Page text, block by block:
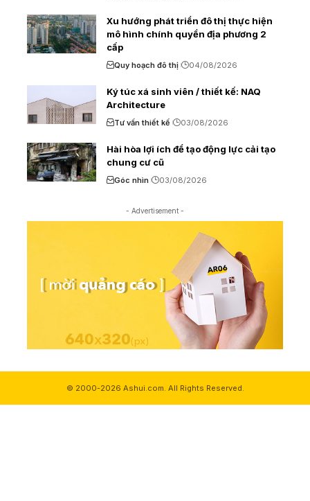
Xu hướng phát triển đô thị thực hiện
mô hình chính quyền địa phương 2
cấp
Quy hoạch đô thị 04/08/2026
Ký túc xá sinh viên / thiết kế: NAQ
Architecture
Tư vấn thiết kế 03/08/2026
Hài hòa lợi ích để tạo động lực cải tạo
chung cư cũ
Góc nhìn 03/08/2026
- Advertisement -
© 2000-2026 Ashui.com. All Rights Reserved.